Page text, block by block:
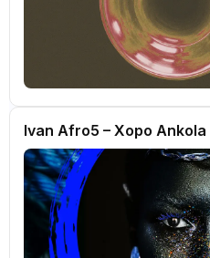
Ivan Afro5 – Xopo Ankola